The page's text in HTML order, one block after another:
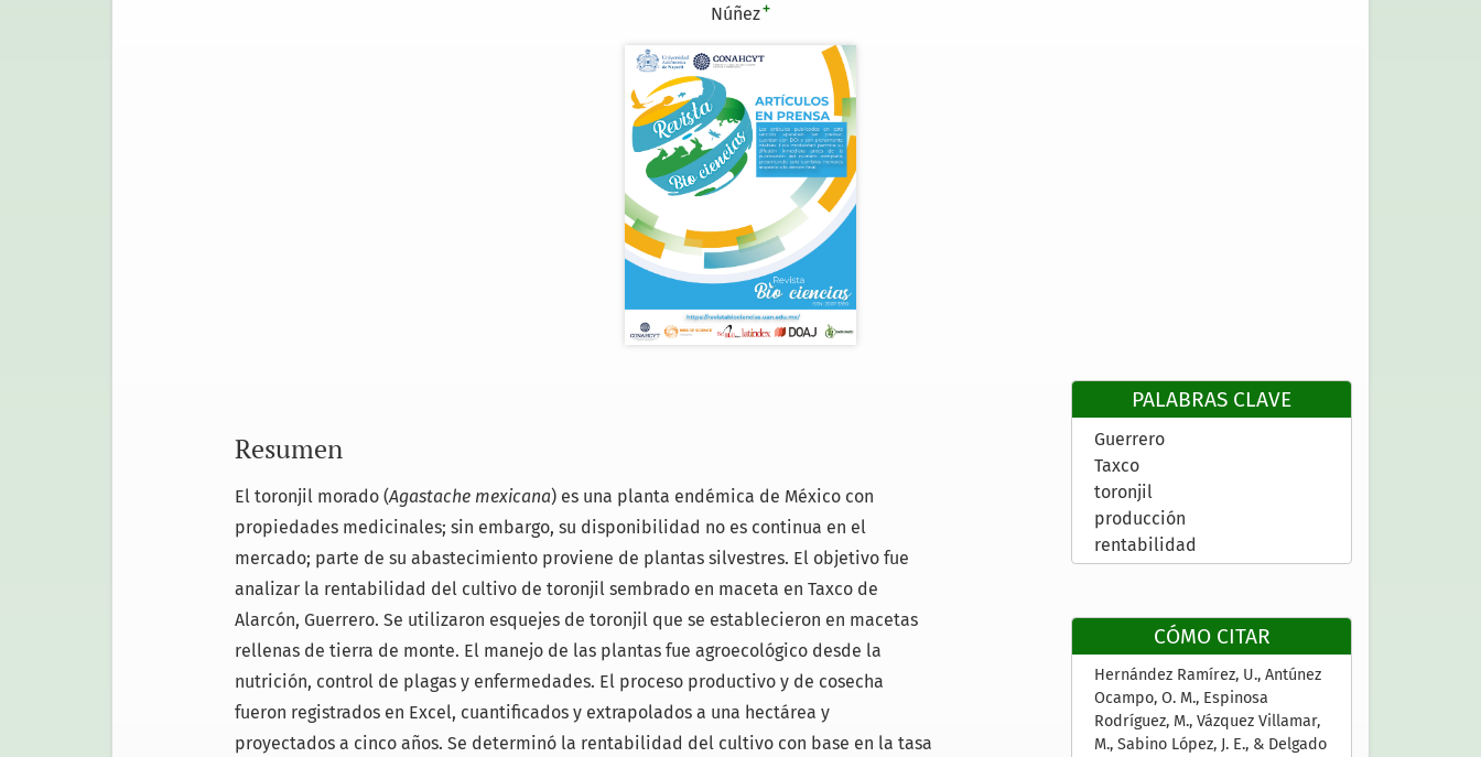
Núñez+
PALABRAS CLAVE
Guerrero
Taxco
toronjil
producción
rentabilidad
CÓMO CITAR
Hernández Ramírez, U., Antúnez
Ocampo, O. M., Espinosa
Rodríguez, M., Vázquez Villamar,
M., Sabino López, J. E., & Delgado
Resumen
El toronjil morado (Agastache mexicana) es una planta endémica de México con
propiedades medicinales; sin embargo, su disponibilidad no es continua en el
mercado; parte de su abastecimiento proviene de plantas silvestres. El objetivo fue
analizar la rentabilidad del cultivo de toronjil sembrado en maceta en Taxco de
Alarcón, Guerrero. Se utilizaron esquejes de toronjil que se establecieron en macetas
rellenas de tierra de monte. El manejo de las plantas fue agroecológico desde la
nutrición, control de plagas y enfermedades. El proceso productivo y de cosecha
fueron registrados en Excel, cuantificados y extrapolados a una hectárea y
proyectados a cinco años. Se determinó la rentabilidad del cultivo con base en la tasa